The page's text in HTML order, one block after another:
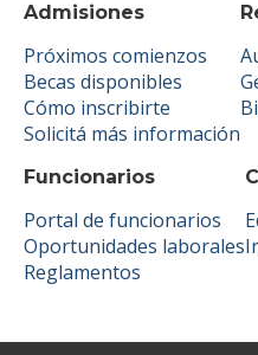
Admisiones
Próximos comienzos
Becas disponibles
Cómo inscribirte
Solicitá más información
Funcionarios
Portal de funcionarios
Oportunidades laborales
Reglamentos